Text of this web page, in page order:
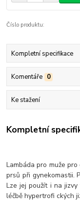
Číslo produktu:
Kompletní specifikace
Komentáře 0
Ke stažení
Kompletní
Lambáda pro muže
prsů při gynekomastii.
Lze jej použít i na
léčbě hypertrofi ckých